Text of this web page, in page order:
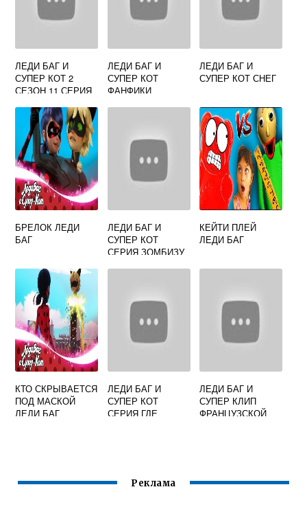
ЛЕДИ БАГ И
СУПЕР КОТ 2
СЕЗОН 11 СЕРИЯ
ЛЕДИ БАГ И
СУПЕР КОТ
ФАНФИКИ
ЛЕДИ БАГ И
СУПЕР КОТ СНЕГ
БРЕЛОК ЛЕДИ
БАГ
ЛЕДИ БАГ И
СУПЕР КОТ
СЕРИЯ ЗОМБИЗУ
КЕЙТИ ПЛЕЙ
ЛЕДИ БАГ
КТО СКРЫВАЕТСЯ
ПОД МАСКОЙ
ЛЕДИ БАГ
ЛЕДИ БАГ И
СУПЕР КОТ
СЕРИЯ ГДЕ
ЛЕДИ БАГ И
СУПЕР КЛИП
ФРАНЦУЗСКОЙ
Реклама